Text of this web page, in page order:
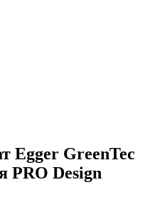
Egger GreenTec
PRO Design